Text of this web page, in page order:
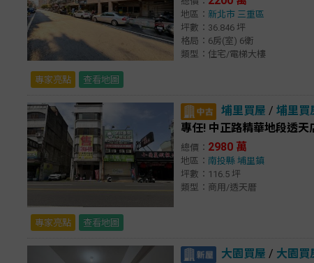
地區： 新北市 三重區
坪數：36.846 坪
格局：6房(室) 6衛
類型：住宅/電梯大樓
專家亮點 查看地圖
埔里買屋 / 埔里買
專任! 中正路精華地段透天
總價： 2980 萬
地區： 南投縣 埔里鎮
坪數：116.5 坪
類型：商用/透天厝
專家亮點 查看地圖
大園買屋 / 大園買